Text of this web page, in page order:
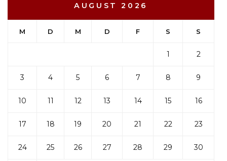
AUGUST 2026
M D M D F S S
1 2
3 4 5 6 7 8 9
10 11 12 13 14 15 16
17 18 19 20 21 22 23
24 25 26 27 28 29 30